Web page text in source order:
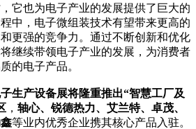
它也为电子产业的发展提供了巨大的
中，电子微组装技术有望带来更高的
更强的竞争力。通过不断创新和优化
继续带领电子产业的发展，为消费者
的电子产品。
生产设备展将隆重推出“智慧工厂及
， 轴心、锐德热力、艾兰特、卓茂、
等业内优秀企业携其核心产品入驻。